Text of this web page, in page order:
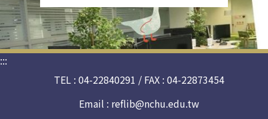
:::
TEL : 04-22840291 / FAX : 04-22873454
Email : reflib@nchu.edu.tw